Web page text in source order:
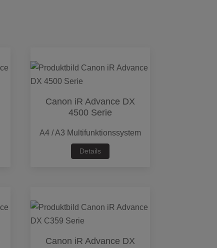
Canon iR Advance DX
4500 Serie
A4 / A3 Multifunktionssystem
Details
Canon iR Advance DX